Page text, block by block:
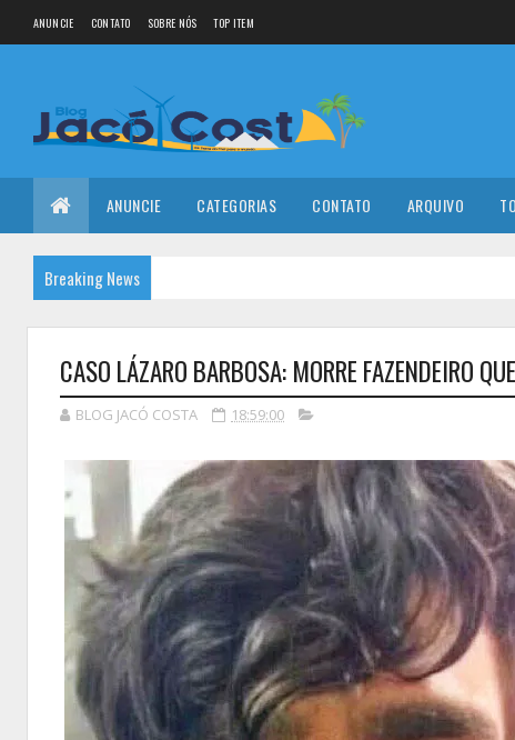
ANUNCIE CONTATO SOBRE NÓS TOP ITEM
ANUNCIE CATEGORIAS CONTATO ARQUIVO
Breaking News
CASO LÁZARO BARBOSA: MORRE FAZENDEIRO
BLOG JACÓ COSTA 18:59:00